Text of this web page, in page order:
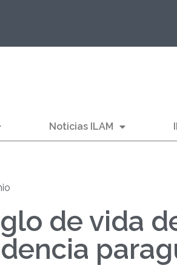
Noticias ILAM
de vida